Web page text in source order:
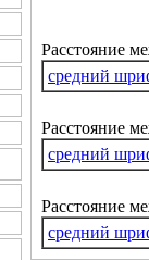
Расстояние
средний
Расстояние
средний
Расстояние
средний